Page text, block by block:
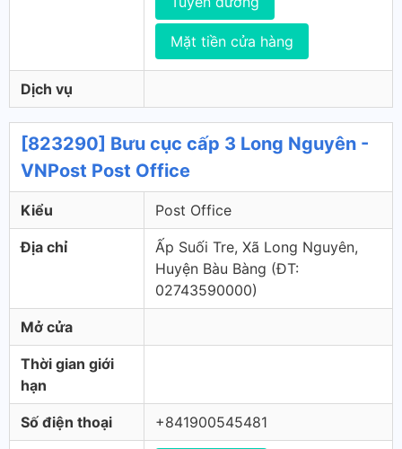
Mặt tiền cửa hàng
Dịch vụ
[823290] Bưu cục cấp 3 Long Nguyên -
VNPost Post Office
Kiểu Post Office
Địa chỉ
Ấp Suối Tre, Xã Long Nguyên,
Huyện Bàu Bàng (ÐT:
02743590000)
Mở cửa
Thời gian giới
hạn
Số điện thoại +841900545481